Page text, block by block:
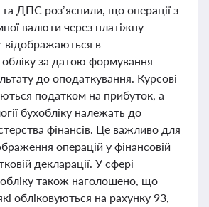
ДПС роз’яснили, що операції з
валюти через платіжну
відображаються в
за датою формування
до оподаткування. Курсові
податком на прибуток, а
бухобліку належать до
фінансів. Це важливо для
операцій у фінансовій
декларації. У сфері
обліку також наголошено, що
обліковуються на рахунку 93,